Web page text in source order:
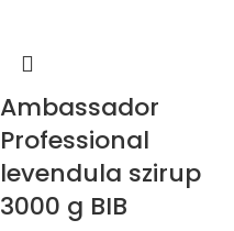
Ambassador
Professional
levendula szirup
3000 g BIB